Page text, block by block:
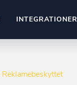
INTEGRATIONER
Reklamebeskyttet